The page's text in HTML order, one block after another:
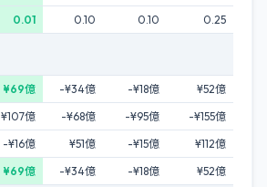
0.01 0.10 0.10 0.25
¥69億 -¥34億 -¥18億
¥52億
¥107億 -¥68億 -¥95億
-¥155億
-¥16億 ¥51億 -¥15億
¥112億
¥69億 -¥34億 -¥18億 ¥52億